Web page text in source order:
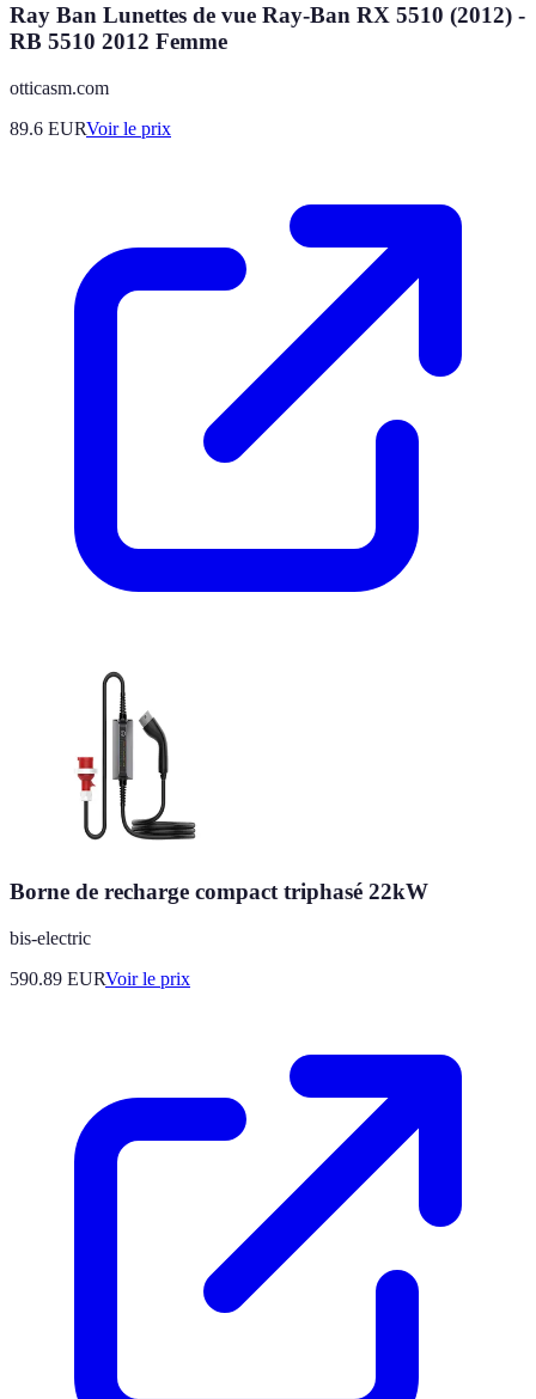
Ray Ban Lunettes de vue Ray-Ban RX 5510 (2012) -
RB 5510 2012 Femme
otticasm.com
89.6 EURVoir le prix
Borne de recharge compact triphasé 22kW
bis-electric
590.89 EURVoir le prix